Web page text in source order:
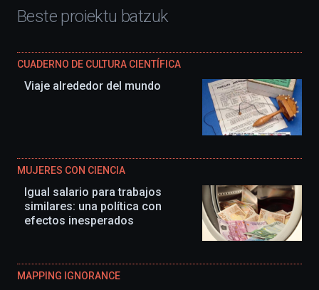
Beste proiektu batzuk
CUADERNO DE CULTURA CIENTÍFICA
Viaje alrededor del mundo
MUJERES CON CIENCIA
Igual salario para trabajos
similares: una política con
efectos inesperados
MAPPING IGNORANCE